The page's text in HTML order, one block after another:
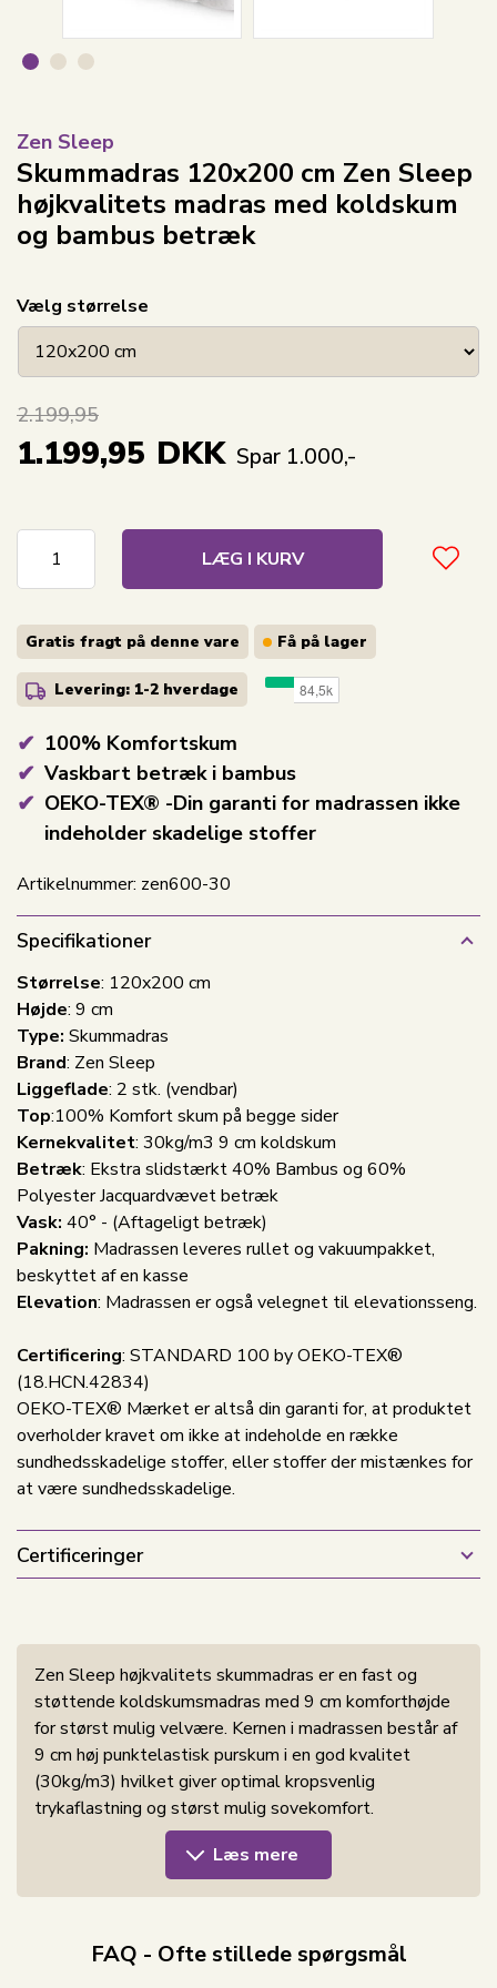
Zen Sleep
Skummadras 120x200 cm Zen Sleep
højkvalitets madras med koldskum
og bambus betræk
100% Komfortskum
Vaskbart betræk i bambus
OEKO-TEX® -Din garanti for madrassen ikke
indeholder skadelige stoffer
Vælg størrelse
2.199,95
1.199,95 DKK Spar 1.000,-
LÆG I KURV
Gratis fragt på denne vare Få på lager
Levering: 1-2 hverdage
Artikelnummer: zen600-30
Specifikationer
Størrelse: 120x200 cm
Højde: 9 cm
Type: Skummadras
Brand: Zen Sleep
Liggeflade: 2 stk. (vendbar)
Top:100% Komfort skum på begge sider
Kernekvalitet: 30kg/m3 9 cm koldskum
Betræk: Ekstra slidstærkt 40% Bambus og 60%
Polyester Jacquardvævet betræk
Vask: 40° - (Aftageligt betræk)
Pakning: Madrassen leveres rullet og vakuumpakket,
beskyttet af en kasse
Elevation: Madrassen er også velegnet til elevationsseng.
Certificering: STANDARD 100 by OEKO-TEX®
(18.HCN.42834)
OEKO-TEX® Mærket er altså din garanti for, at produktet
overholder kravet om ikke at indeholde en række
sundhedsskadelige stoffer, eller stoffer der mistænkes for
at være sundhedsskadelige.
Certificeringer
Zen Sleep højkvalitets skummadras er en fast og
støttende koldskumsmadras med 9 cm komforthøjde
for størst mulig velvære. Kernen i madrassen består af
9 cm høj punktelastisk purskum i en god kvalitet
(30kg/m3) hvilket giver optimal kropsvenlig
trykaflastning og størst mulig sovekomfort.
Madrassen er vendbar og har god støttestyrke på
Betrækket på denne skummadras er slidstærkt og
samtidig blød og venlig mod din hud. Derudover er det
Læs mere
FAQ - Ofte stillede spørgsmål